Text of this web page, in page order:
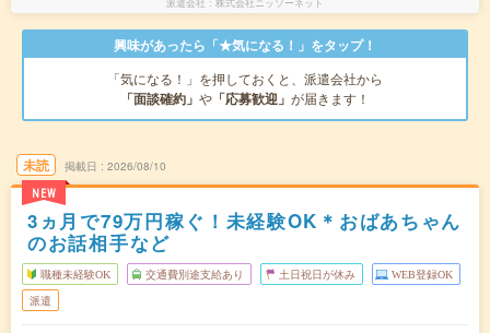
興味があったら「★気になる！」をタップ！
「気になる！」を押しておくと、派遣会社から
「面談確約」 や 「応募歓迎」 が届きます！
未読
NEW
掲載日 2026/08/10
3ヵ月で79万円稼ぐ！未経験OK＊おばあちゃん
のお話相手など
職種未経験OK 交通費別途支給あり 土日祝日が休み WEB登録OK
派遣